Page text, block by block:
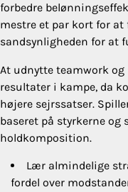
forbedre
mestre et par kort for
sandsynligheden for at
At udnytte teamwork
resultater i kampe, da
højere sejrssatser.
baseret på styrkerne og
holdkomposition.
Lær almindelige
fordel over